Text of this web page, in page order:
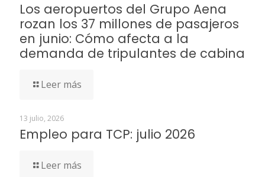
Los aeropuertos del Grupo Aena
rozan los 37 millones de pasajeros
en junio: Cómo afecta a la
demanda de tripulantes de cabina
Leer más
13 julio, 2026
Empleo para TCP: julio 2026
Leer más